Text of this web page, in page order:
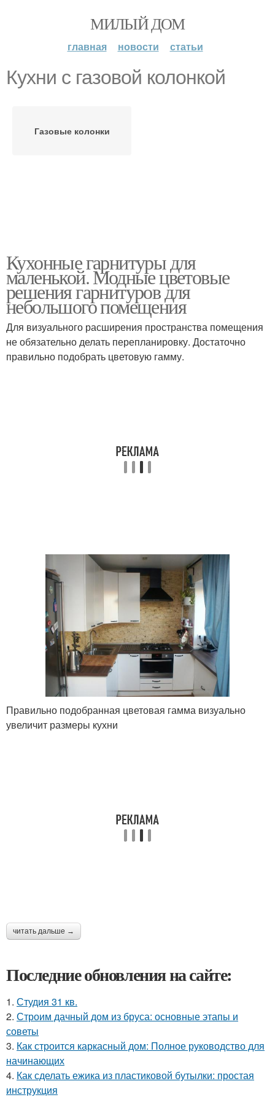
МИЛЫЙ ДОМ
главная новости статьи
Кухни с газовой колонкой
Газовые колонки
Кухонные гарнитуры для
маленькой. Модные цветовые
решения гарнитуров для
небольшого помещения
Для визуального расширения пространства помещения
не обязательно делать перепланировку. Достаточно
правильно подобрать цветовую гамму.
Правильно подобранная цветовая гамма визуально
увеличит размеры кухни
читать дальше →
Последние обновления на сайте:
1. Студия 31 кв.
2. Строим дачный дом из бруса: основные этапы и
советы
3. Как строится каркасный дом: Полное руководство для
начинающих
4. Как сделать ежика из пластиковой бутылки: простая
инструкция